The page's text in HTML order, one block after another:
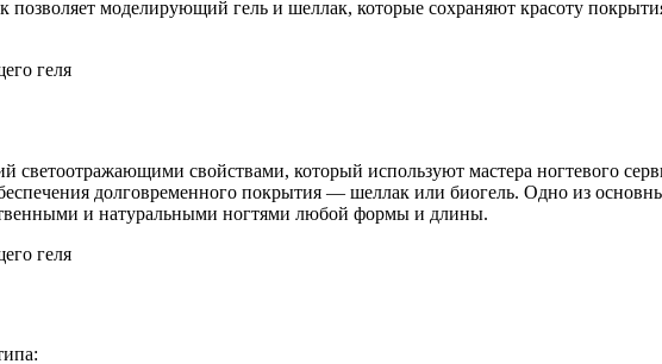
позволяет моделирующий гель и шеллак, которые сохраняют красоту
светоотражающими свойствами, который используют мастера ногтевого
долговременного покрытия — шеллак или биогель. Одно из
и натуральными ногтями любой формы и длины.